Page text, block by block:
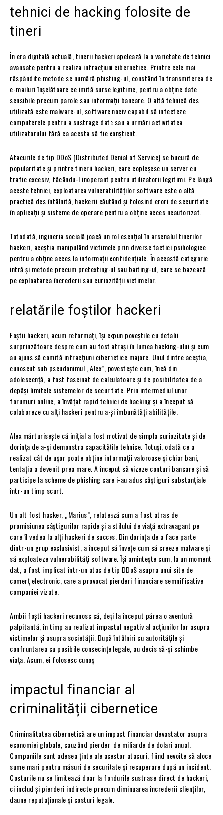
tehnici de hacking folosite de
tineri
În era digitală actuală, tinerii hackeri apelează la o varietate de tehnici
avansate pentru a realiza infracțiuni cibernetice. Printre cele mai
răspândite metode se numără phishing-ul, constând în transmiterea de
e-mailuri înșelătoare ce imită surse legitime, pentru a obține date
sensibile precum parole sau informații bancare. O altă tehnică des
utilizată este malware-ul, software nociv capabil să infecteze
computerele pentru a sustrage date sau a urmări activitatea
utilizatorului fără ca acesta să fie conștient.
Atacurile de tip DDoS (Distributed Denial of Service) se bucură de
popularitate și printre tinerii hackeri, care copleșesc un server cu
trafic excesiv, făcându-l inoperant pentru utilizatorii legitimi. Pe lângă
aceste tehnici, exploatarea vulnerabilităților software este o altă
practică des întâlnită, hackerii căutând și folosind erori de securitate
în aplicații și sisteme de operare pentru a obține acces neautorizat.
Totodată, ingineria socială joacă un rol esențial în arsenalul tinerilor
hackeri, aceștia manipulând victimele prin diverse tactici psihologice
pentru a obține acces la informații confidențiale. În această categorie
intră și metode precum pretexting-ul sau baiting-ul, care se bazează
pe exploatarea încrederii sau curiozității victimelor.
relatările foștilor hackeri
Foștii hackeri, acum reformați, își expun poveștile cu detalii
surprinzătoare despre cum au fost atrași în lumea hacking-ului și cum
au ajuns să comită infracțiuni cibernetice majore. Unul dintre aceștia,
cunoscut sub pseudonimul „Alex”, povestește cum, încă din
adolescență, a fost fascinat de calculatoare și de posibilitatea de a
depăși limitele sistemelor de securitate. Prin intermediul unor
forumuri online, a învățat rapid tehnici de hacking și a început să
colaboreze cu alți hackeri pentru a-și îmbunătăți abilitățile.
Alex mărturisește că inițial a fost motivat de simpla curiozitate și de
dorința de a-și demonstra capacitățile tehnice. Totuși, odată ce a
realizat cât de ușor poate obține informații valoroase și chiar bani,
tentația a devenit prea mare. A început să vizeze conturi bancare și să
participe la scheme de phishing care i-au adus câștiguri substanțiale
într-un timp scurt.
Un alt fost hacker, „Marius”, relatează cum a fost atras de
promisiunea câștigurilor rapide și a stilului de viață extravagant pe
care îl vedea la alți hackeri de succes. Din dorința de a face parte
dintr-un grup exclusivist, a început să învețe cum să creeze malware și
să exploateze vulnerabilități software. Își amintește cum, la un moment
dat, a fost implicat într-un atac de tip DDoS asupra unui site de
comerț electronic, care a provocat pierderi financiare semnificative
companiei vizate.
Ambii foști hackeri recunosc că, deși la început părea o aventură
palpitantă, în timp au realizat impactul negativ al acțiunilor lor asupra
victimelor și asupra societății. După întâlniri cu autoritățile și
confruntarea cu posibile consecințe legale, au decis să-și schimbe
viața. Acum, ei folosesc cunoș
impactul financiar al
criminalității cibernetice
Criminalitatea cibernetică are un impact financiar devastator asupra
economiei globale, cauzând pierderi de miliarde de dolari anual.
Companiile sunt adesea ținte ale acestor atacuri, fiind nevoite să aloce
sume mari pentru măsuri de securitate și recuperare după un incident.
Costurile nu se limitează doar la fondurile sustrase direct de hackeri,
ci includ și pierderi indirecte precum diminuarea încrederii clienților,
daune reputaționale și costuri legale.